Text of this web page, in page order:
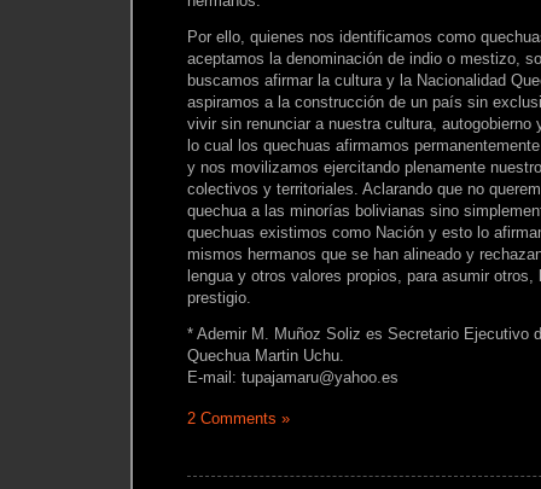
Por ello, quienes nos identificamos como
aceptamos la denominación de indio o mestizo,
buscamos afirmar la cultura y la Nacionalidad
aspiramos a la construcción de un país sin
vivir sin renunciar a nuestra cultura, autogobierno
lo cual los quechuas afirmamos
y nos movilizamos ejercitando plenamente
colectivos y territoriales. Aclarando que no
quechua a las minorías bolivianas sino
quechuas existimos como Nación y esto lo
mismos hermanos que se han alineado y
lengua y otros valores propios, para asumir
prestigio.
* Ademir M. Muñoz Soliz es Secretario Ejecutivo
Quechua Martin Uchu.
E-mail: tupajamaru@yahoo.es
2 Comments »